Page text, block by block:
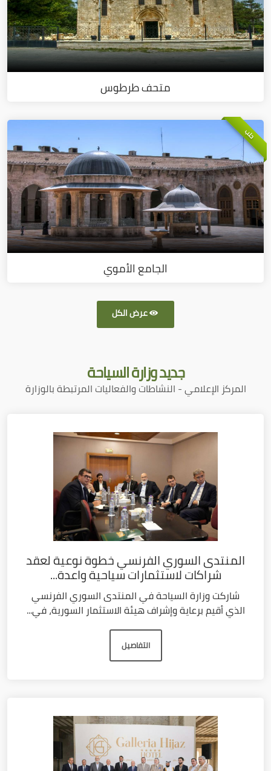
متحف طرطوس
حلب
الجامع الأموي
عرض الكل
جديدوزارة السياحة
المركز الإعلامي - النشاطات والفعاليات المرتبطة بالوزارة
المنتدى السوري الفرنسي خطوة نوعية لعقد
شراكات لاستثمارات سياحية واعدة...
شاركت وزارة السياحة في المنتدى السوري الفرنسي
الذي أقيم برعاية وإشراف هيئة الاستثمار السورية، في...
التفاصيل